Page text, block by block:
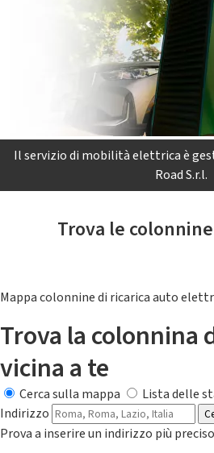
Il servizio di mobilità elettrica è
Road S.r.l.
Trova le
Mappa colonnine di ricarica auto
Trova la colonnina
vicina a te
Cerca sulla mappa
Lista delle
Indirizzo
Prova a inserire un indirizzo più